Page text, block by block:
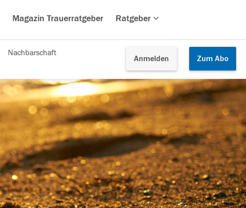
Magazin Trauerratgeber Ratgeber
Anmelden Zum Abo
Nachbarschaft